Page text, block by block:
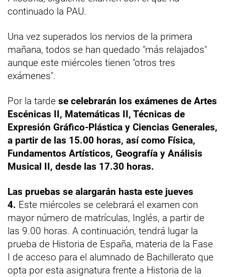
continuado la PAU.
Una vez superados los nervios de la primera
mañana, todos se han quedado "más relajados"
aunque este miércoles tienen "otros tres
exámenes".
Por la tarde se celebrarán los exámenes de Artes
Escénicas II, Matemáticas II, Técnicas de
Expresión Gráfico-Plástica y Ciencias Generales,
a partir de las 15.00 horas, así como Física,
Fundamentos Artísticos, Geografía y Análisis
Musical II, desde las 17.30 horas.
Las pruebas se alargarán hasta este jueves
4. Este miércoles se celebrará el examen con
mayor número de matrículas, Inglés, a partir de
las 9.00 horas. A continuación, tendrá lugar la
prueba de Historia de España, materia de la Fase
I de acceso para el alumnado de Bachillerato que
opta por esta asignatura frente a Historia de la